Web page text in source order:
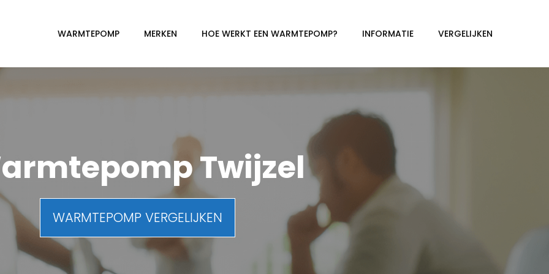
WARMTEPOMP MERKEN HOE WERKT EEN WARMTEPOMP? INFORMATIE VERGELIJKEN
Twijzel
WARMTEPOMP VERGELIJKEN